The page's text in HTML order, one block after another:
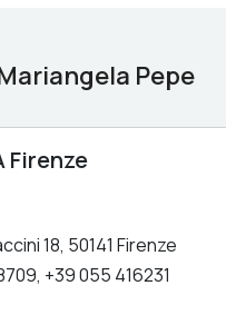
Pepe
Firenze
18 50141 Firenze
+39 055 416231